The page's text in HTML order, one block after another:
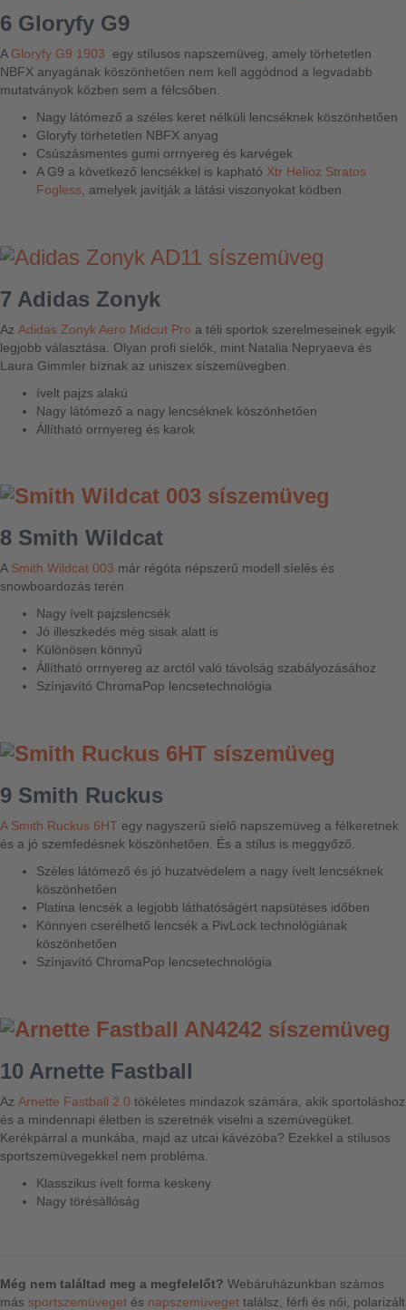
6 Gloryfy G9
A Gloryfy G9 1903 egy stílusos napszemüveg, amely törhetetlen
NBFX anyagának köszönhetően nem kell aggódnod a legvadabb
mutatványok közben sem a félcsőben.
Nagy látómező a széles keret nélküli lencséknek köszönhetően
Gloryfy törhetetlen NBFX anyag
Csúszásmentes gumi orrnyereg és karvégek
A G9 a következő lencsékkel is kapható Xtr Helioz Stratos
Fogless , amelyek javítják a látási viszonyokat ködben.
7 Adidas Zonyk
Az Adidas Zonyk Aero Midcut Pro a téli sportok szerelmeseinek egyik
legjobb választása. Olyan profi síelők, mint Natalia Nepryaeva és
Laura Gimmler bíznak az uniszex síszemüvegben.
ívelt pajzs alakú
Nagy látómező a nagy lencséknek köszönhetően
Állítható orrnyereg és karok
8 Smith Wildcat
A Smith Wildcat 003 már régóta népszerű modell síelés és
snowboardozás terén.
Nagy ívelt pajzslencsék
Jó illeszkedés még sisak alatt is
Különösen könnyű
Állítható orrnyereg az arctól való távolság szabályozásához
Színjavító ChromaPop lencsetechnológia
9 Smith Ruckus
A Smith Ruckus 6HT egy nagyszerű síelő napszemüveg a félkeretnek
és a jó szemfedésnek köszönhetően. És a stílus is meggyőző.
Széles látómező és jó huzatvédelem a nagy ívelt lencséknek
köszönhetően
Platina lencsék a legjobb láthatóságért napsütéses időben
Könnyen cserélhető lencsék a PivLock technológiának
köszönhetően
Színjavító ChromaPop lencsetechnológia
10 Arnette Fastball
Az Arnette Fastball 2.0 tökéletes mindazok számára, akik sportoláshoz
és a mindennapi életben is szeretnék viselni a szemüvegüket.
Kerékpárral a munkába, majd az utcai kávézóba? Ezekkel a stílusos
sportszemüvegekkel nem probléma.
Klasszikus ívelt forma keskeny
Nagy törésállóság
Még nem találtad meg a megfelelőt? Webáruházunkban számos
más sportszemüveget és napszemüveget találsz, férfi és női, polarizált